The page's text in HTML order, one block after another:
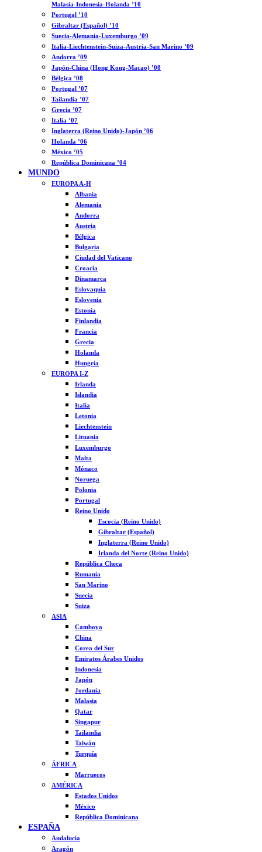
Malasia-Indonesia-Holanda ’10
Portugal ’10
Gibraltar (Español) ’10
Suecia-Alemania-Luxemburgo ’09
Italia-Liechtenstein-Suiza-Austria-San Marino ’09
Andorra ’09
Japón-China (Hong Kong-Macao) ’08
Bélgica ’08
Portugal ’07
Tailandia ’07
Grecia ’07
Italia ’07
Inglaterra (Reino Unido)-Japón ’06
Holanda ’06
México ’05
República Dominicana ’04
MUNDO
EUROPA A-H
Albania
Alemania
Andorra
Austria
Bélgica
Bulgaria
Ciudad del Vaticano
Croacia
Dinamarca
Eslovaquia
Eslovenia
Estonia
Finlandia
Francia
Grecia
Holanda
Hungría
EUROPA I-Z
Irlanda
Islandia
Italia
Letonia
Liechtenstein
Lituania
Luxemburgo
Malta
Mónaco
Noruega
Polonia
Portugal
Reino Unido
Escocia (Reino Unido)
Gibraltar (Español)
Inglaterra (Reino Unido)
Irlanda del Norte (Reino Unido)
República Checa
Rumanía
San Marino
Suecia
Suiza
ASIA
Camboya
China
Corea del Sur
Emiratos Árabes Unidos
Indonesia
Japón
Jordania
Malasia
Qatar
Singapur
Tailandia
Taiwán
Turquía
ÁFRICA
Marruecos
AMÉRICA
Estados Unidos
México
República Dominicana
ESPAÑA
Andalucía
Aragón